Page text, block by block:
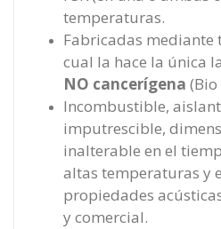
temperaturas.
Fabricadas mediante
cual la hace la única
NO cancerígena
Incombustible,
imputrescible,
inalterable en el
altas temperaturas y
propiedades
y comercial.